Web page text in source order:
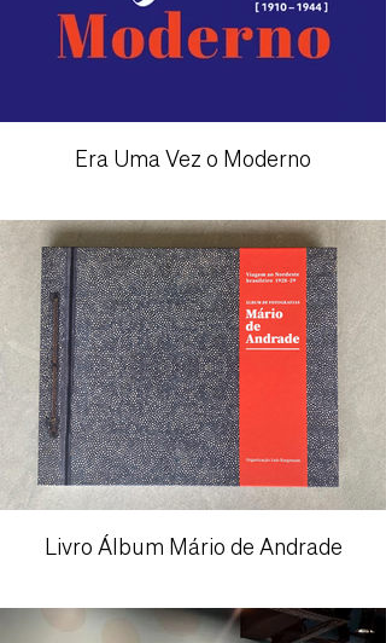
Era Uma Vez o Moderno
Livro Álbum Mário de Andrade